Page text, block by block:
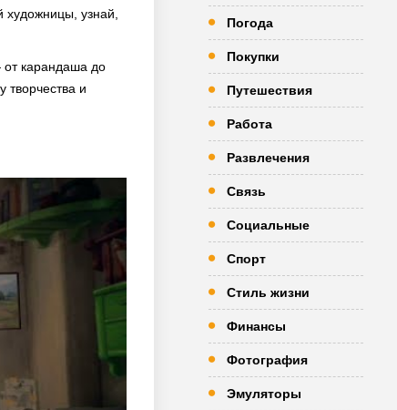
узнай,
карандаша до
творчества и
Погода
Покупки
Путешествия
Работа
Развлечения
Связь
Социальные
Спорт
Стиль жизни
Финансы
Фотография
Эмуляторы